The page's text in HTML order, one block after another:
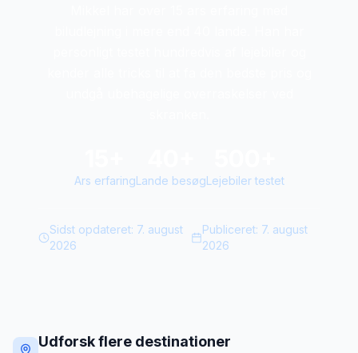
Ars erfaringLande besøgLejebiler testet
Sidst opdateret: 7. august
2026
Publiceret: 7. august
2026
Udforsk flere destinationer